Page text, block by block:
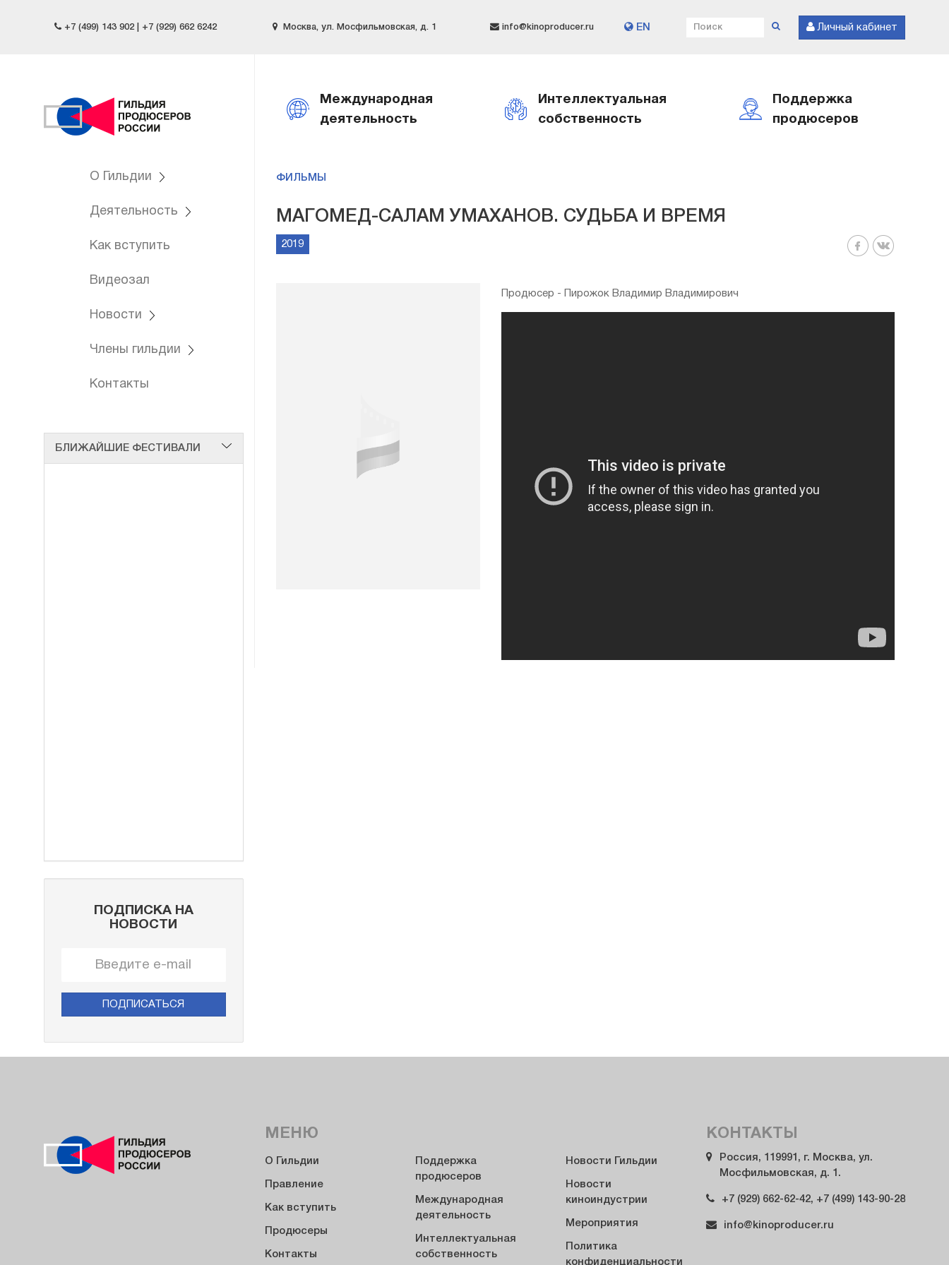
+7 (499) 143 902 | +7 (929) 662 6242 Москва, ул. Мосфильмовская, д. 1 info@kinoproducer.ru EN Личный кабинет
О Гильдии
Деятельность
Как вступить
Видеозал
Новости
Члены гильдии
Контакты
БЛИЖАЙШИЕ ФЕСТИВАЛИ
ПОДПИСКА НА
НОВОСТИ
ПОДПИСАТЬСЯ
Международная
деятельность
Интеллектуальная
собственность
Поддержка
продюсеров
ФИЛЬМЫ
МАГОМЕД-САЛАМ УМАХАНОВ. СУДЬБА И ВРЕМЯ
2019
Продюсер - Пирожок Владимир Владимирович
МЕНЮ
О Гильдии
Правление
Как вступить
Продюсеры
Контакты
Поддержка
продюсеров
Международная
деятельность
Интеллектуальная
собственность
Новости Гильдии
Новости
киноиндустрии
Мероприятия
Политика
конфиденциальности
КОНТАКТЫ
Россия, 119991, г. Москва, ул.
Мосфильмовская, д. 1.
+7 (929) 662-62-42, +7 (499) 143-90-28
info@kinoproducer.ru